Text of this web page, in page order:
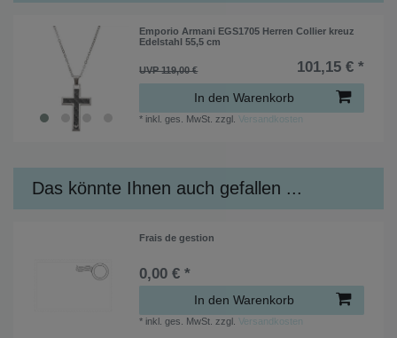
Emporio Armani EGS1705 Herren Collier kreuz
Edelstahl 55,5 cm
UVP 119,00 € 101,15 € *
In den Warenkorb
* inkl. ges. MwSt. zzgl. Versandkosten
Das könnte Ihnen auch gefallen ...
Frais de gestion
0,00 € *
In den Warenkorb
* inkl. ges. MwSt. zzgl. Versandkosten